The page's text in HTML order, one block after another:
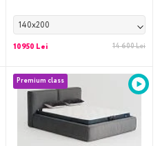
140x200
10950 Lei 14 600 Lei
Premium class